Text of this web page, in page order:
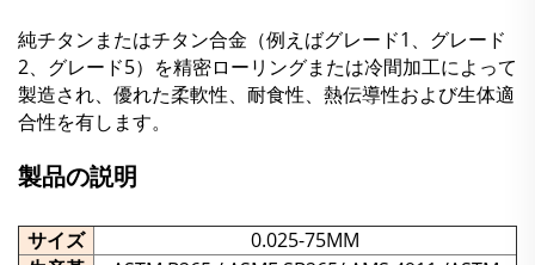
純チタンまたはチタン合金（例えばグレード1、グレード
2、グレード5）を精密ローリングまたは冷間加工によって
製造され、優れた柔軟性、耐食性、熱伝導性および生体適
合性を有します。
製品の説明
サイズ
0.025-75MM